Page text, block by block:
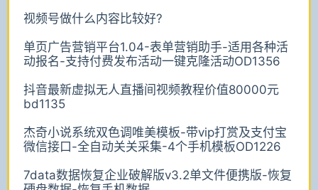
视频号做什么内容比较好?
单页广告营销平台1.04-表单营销助手-适用各种活
动报名-支持付费发布活动一键克隆活动OD1356
抖音最新虚拟无人直播间视频教程价值80000元
bd1135
杰奇小说系统双色调唯美模板-带vip打赏及支付宝
微信接口-全自动关关采集-4个手机模板OD1226
7data数据恢复企业破解版v3.2单文件便携版-恢复